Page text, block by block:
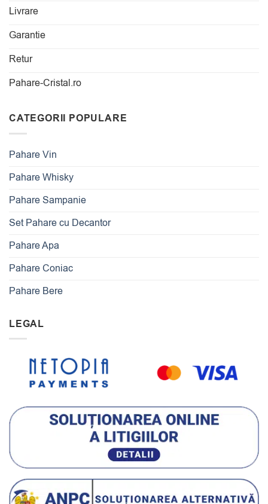
Livrare
Garantie
Retur
Pahare-Cristal.ro
CATEGORII POPULARE
Pahare Vin
Pahare Whisky
Pahare Sampanie
Set Pahare cu Decantor
Pahare Apa
Pahare Coniac
Pahare Bere
LEGAL